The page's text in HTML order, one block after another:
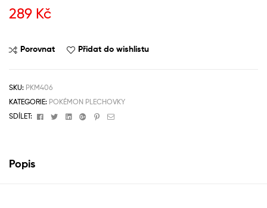
289 Kč
Porovnat Přidat do wishlistu
SKU: PKM406
KATEGORIE: POKÉMON PLECHOVKY
SDÍLET:
FacebookTwitterLinkedinGoogle+Pinterest
Email
Popis